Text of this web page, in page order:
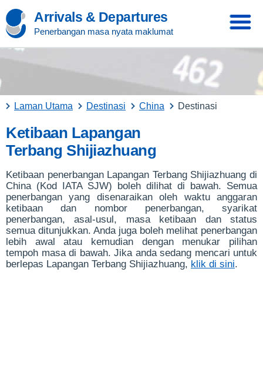
Arrivals & Departures
Penerbangan masa nyata maklumat
Laman Utama Destinasi China Destinasi
Ketibaan Lapangan
Terbang Shijiazhuang
Ketibaan penerbangan Lapangan Terbang Shijiazhuang di
China (Kod IATA SJW) boleh dilihat di bawah. Semua
penerbangan yang disenaraikan oleh waktu anggaran
ketibaan dan nombor penerbangan, syarikat
penerbangan, asal-usul, masa ketibaan dan status
semua ditunjukkan. Anda juga boleh melihat penerbangan
lebih awal atau kemudian dengan menukar pilihan
tempoh masa di bawah. Jika anda sedang mencari untuk
berlepas Lapangan Terbang Shijiazhuang, klik di sini.